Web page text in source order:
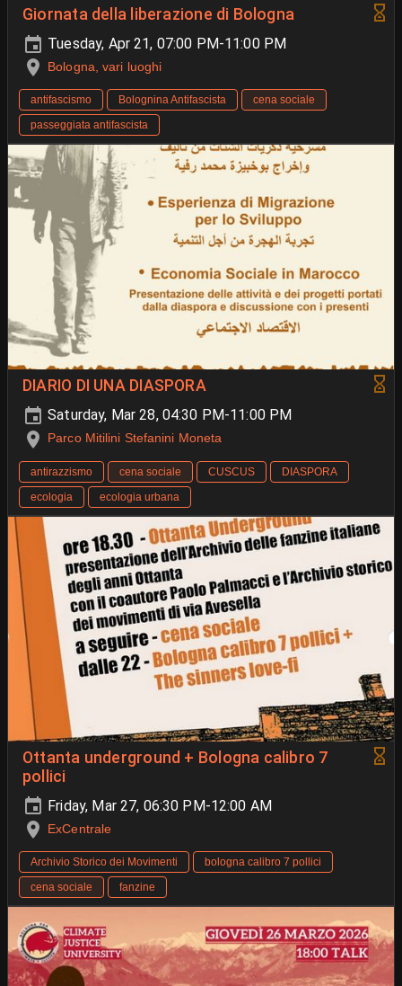
Giornata della liberazione di Bologna
Tuesday, Apr 21, 07:00 PM-11:00 PM
Bologna, vari luoghi
antifascismo Bolognina Antifascista
cena sociale
passeggiata antifascista
DIARIO DI UNA DIASPORA
Saturday, Mar 28, 04:30 PM-11:00 PM
Parco Mitilini Stefanini Moneta
antirazzismo cena sociale CUSCUS
DIASPORA
ecologia
ecologia urbana
Ottanta underground + Bologna calibro 7
pollici
Friday, Mar 27, 06:30 PM-12:00 AM
ExCentrale
Archivio Storico dei Movimenti
bologna calibro 7 pollici
cena sociale
fanzine